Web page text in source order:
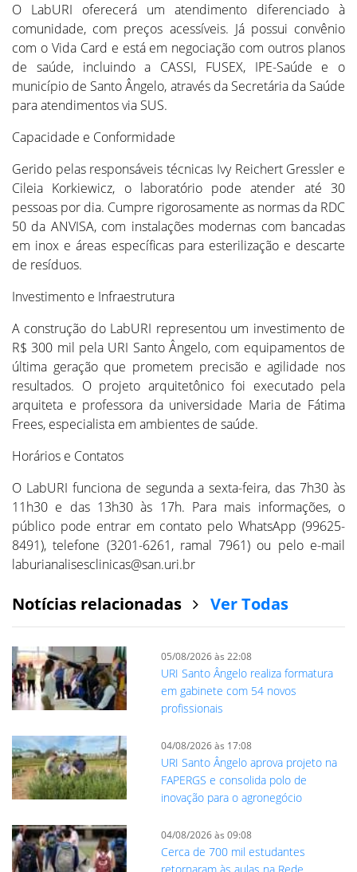
O LabURI oferecerá um atendimento diferenciado à
comunidade, com preços acessíveis. Já possui convênio
com o Vida Card e está em negociação com outros planos
de saúde, incluindo a CASSI, FUSEX, IPE-Saúde e o
município de Santo Ângelo, através da Secretária da Saúde
para atendimentos via SUS.
Capacidade e Conformidade
Gerido pelas responsáveis técnicas Ivy Reichert Gressler e
Cileia Korkiewicz, o laboratório pode atender até 30
pessoas por dia. Cumpre rigorosamente as normas da RDC
50 da ANVISA, com instalações modernas com bancadas
em inox e áreas específicas para esterilização e descarte
de resíduos.
Investimento e Infraestrutura
A construção do LabURI representou um investimento de
R$ 300 mil pela URI Santo Ângelo, com equipamentos de
última geração que prometem precisão e agilidade nos
resultados. O projeto arquitetônico foi executado pela
arquiteta e professora da universidade Maria de Fátima
Frees, especialista em ambientes de saúde.
Horários e Contatos
O LabURI funciona de segunda a sexta-feira, das 7h30 às
11h30 e das 13h30 às 17h. Para mais informações, o
público pode entrar em contato pelo WhatsApp (99625-
8491), telefone (3201-6261, ramal 7961) ou pelo e-mail
laburianalisesclinicas@san.uri.br
Notícias relacionadas Ver Todas
05/08/2026 às 22:08
URI Santo Ângelo realiza formatura
em gabinete com 54 novos
profissionais
04/08/2026 às 17:08
URI Santo Ângelo aprova projeto na
FAPERGS e consolida polo de
inovação para o agronegócio
04/08/2026 às 09:08
Cerca de 700 mil estudantes